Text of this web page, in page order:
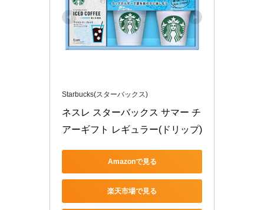
Starbucks(スターバックス)
ネスレ スターバックス サマー チ
アーギフト レギュラー(ドリップ)
Amazonで見る
楽天市場で見る